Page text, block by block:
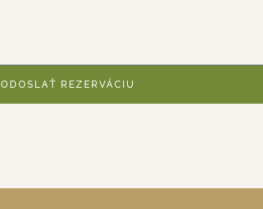
ODOSLAŤ REZERVÁCIU